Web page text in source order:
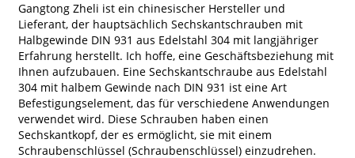
Gangtong Zheli ist ein chinesischer Hersteller und
Lieferant, der hauptsächlich Sechskantschrauben mit
Halbgewinde DIN 931 aus Edelstahl 304 mit langjähriger
Erfahrung herstellt. Ich hoffe, eine Geschäftsbeziehung mit
Ihnen aufzubauen. Eine Sechskantschraube aus Edelstahl
304 mit halbem Gewinde nach DIN 931 ist eine Art
Befestigungselement, das für verschiedene Anwendungen
verwendet wird. Diese Schrauben haben einen
Sechskantkopf, der es ermöglicht, sie mit einem
Schraubenschlüssel (Schraubenschlüssel) einzudrehen.